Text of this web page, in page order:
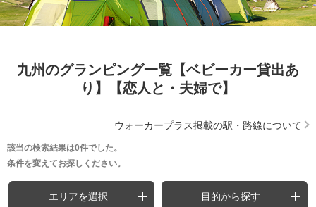
九州のグランピング一覧【ベビーカー貸出あ
り】【恋人と・夫婦で】
ウォーカープラス掲載の駅・路線について
該当の検索結果は0件でした。
条件を変えてお探しください。
エリアを選択 目的から探す